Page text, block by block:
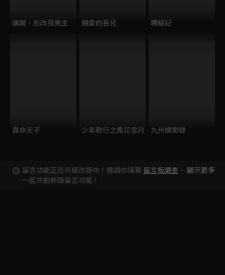
讓開，別改我男主 親愛的吾兄 聘貓記
真命天子 少年歌行之風花雪月 九州縹緲錄
留言功能正在升級改版中！邀請你填寫 留言板調查 ，
一起共創新版留言功能！
顯示更多